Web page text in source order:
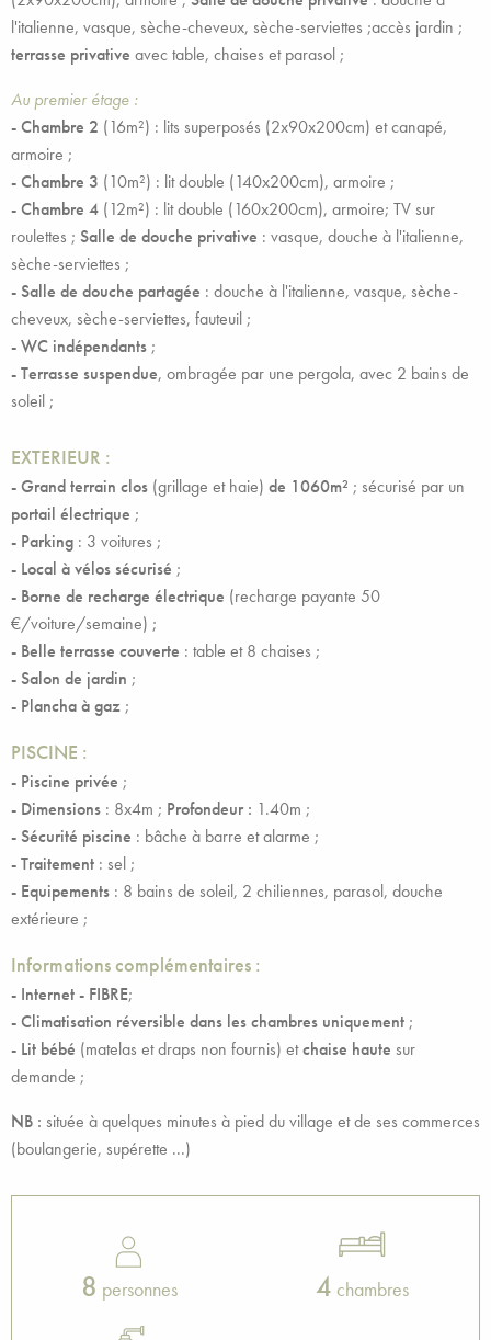
l'italienne, vasque, sèche-cheveux, sèche-serviettes ;accès jardin ;
terrasse privative avec table, chaises et parasol ;
Au premier étage :
- Chambre 2 (16m²) : lits superposés (2x90x200cm) et canapé,
armoire ;
- Chambre 3 (10m²) : lit double (140x200cm), armoire ;
- Chambre 4 (12m²) : lit double (160x200cm), armoire; TV sur
roulettes ; Salle de douche privative : vasque, douche à l'italienne,
sèche-serviettes ;
- Salle de douche partagée : douche à l'italienne, vasque, sèche-
cheveux, sèche-serviettes, fauteuil ;
- WC indépendants ;
- Terrasse suspendue, ombragée par une pergola, avec 2 bains de
soleil ;
EXTERIEUR :
- Grand terrain clos (grillage et haie) de 1060m² ; sécurisé par un
portail électrique ;
- Parking : 3 voitures ;
- Local à vélossécurisé ;
- Borne de recharge électrique (recharge payante 50
€/voiture/semaine) ;
- Belle terrasse couverte : table et 8 chaises ;
- Salon de jardin ;
- Plancha à gaz ;
PISCINE :
- Piscine privée ;
- Dimensions : 8x4m ; Profondeur : 1.40m ;
- Sécurité piscine : bâche à barre et alarme ;
- Traitement : sel ;
- Equipements : 8 bains de soleil, 2 chiliennes, parasol, douche
extérieure ;
Informations complémentaires :
- Internet - FIBRE;
- Climatisation réversible dans les chambres uniquement ;
- Lit bébé (matelas et draps non fournis) etchaise haute sur
demande ;
NB : située à quelques minutes à pied du village et de ses commerces
(boulangerie, supérette ...)
8 personnes 4 chambres